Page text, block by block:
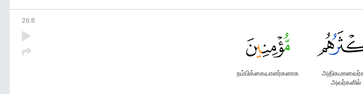
26:8
அவர்களில்
நம்பிக்கையாளர்களாக